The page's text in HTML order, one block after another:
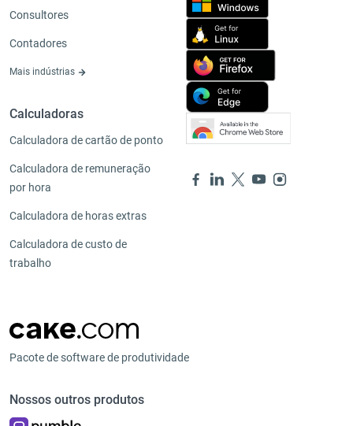
Consultores
Contadores
Mais indústrias
Calculadoras
Calculadora de cartão de ponto
Calculadora de remuneração
por hora
Calculadora de horas extras
Calculadora de custo de
trabalho
Pacote de software de produtividade
Nossos outros produtos